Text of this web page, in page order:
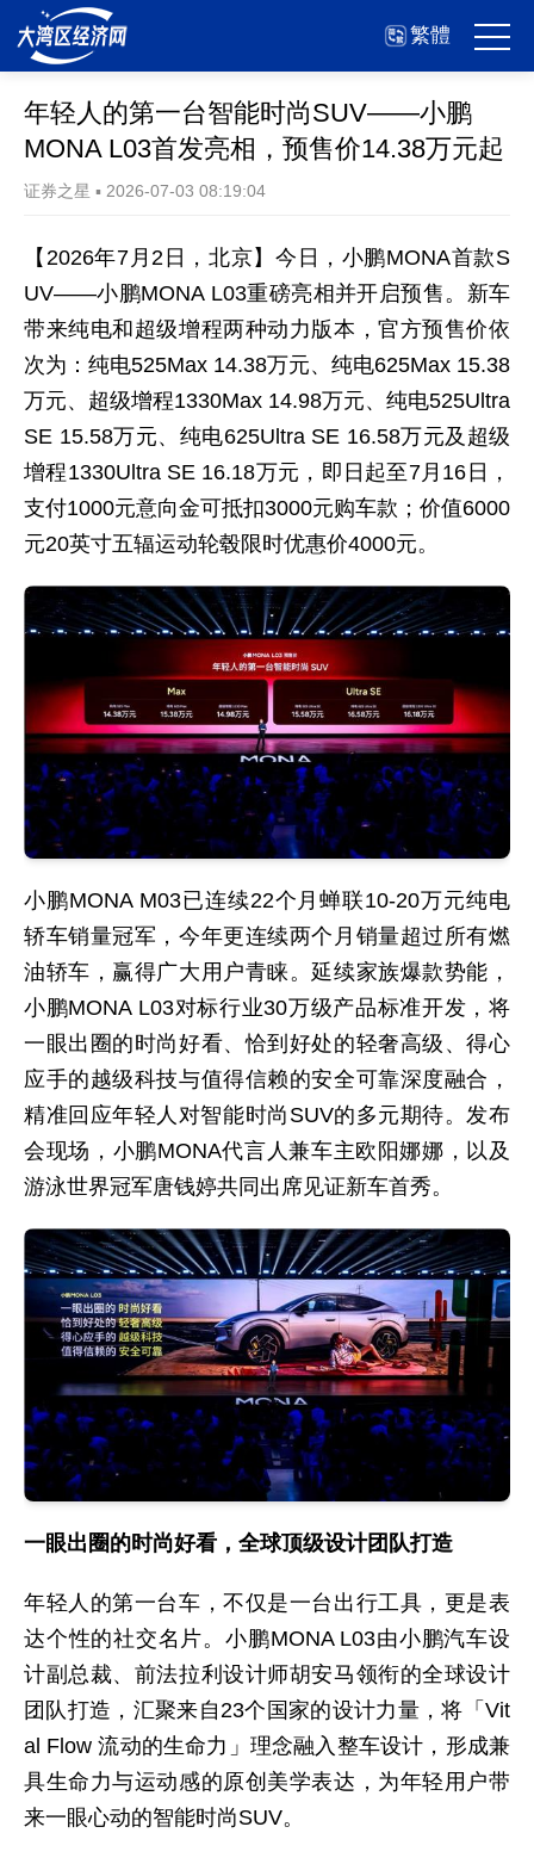
繁體
年轻人的第一台智能时尚SUV——小鹏
MONA L03首发亮相，预售价14.38万元起
证券之星 ▪ 2026-07-03 08:19:04
【2026年7月2日，北京】今日，小鹏MONA首款S
UV——小鹏MONA L03重磅亮相并开启预售。新车
带来纯电和超级增程两种动力版本，官方预售价依
次为：纯电525Max 14.38万元、纯电625Max 15.38
万元、超级增程1330Max 14.98万元、纯电525Ultra
SE 15.58万元、纯电625Ultra SE 16.58万元及超级
增程1330Ultra SE 16.18万元，即日起至7月16日，
支付1000元意向金可抵扣3000元购车款；价值6000
元20英寸五辐运动轮毂限时优惠价4000元。
小鹏MONA M03已连续22个月蝉联10-20万元纯电
轿车销量冠军，今年更连续两个月销量超过所有燃
油轿车，赢得广大用户青睐。延续家族爆款势能，
小鹏MONA L03对标行业30万级产品标准开发，将
一眼出圈的时尚好看、恰到好处的轻奢高级、得心
应手的越级科技与值得信赖的安全可靠深度融合，
精准回应年轻人对智能时尚SUV的多元期待。发布
会现场，小鹏MONA代言人兼车主欧阳娜娜，以及
游泳世界冠军唐钱婷共同出席见证新车首秀。
一眼出圈的时尚好看，全球顶级设计团队打造
年轻人的第一台车，不仅是一台出行工具，更是表
达个性的社交名片。小鹏MONA L03由小鹏汽车设
计副总裁、前法拉利设计师胡安马领衔的全球设计
团队打造，汇聚来自23个国家的设计力量，将「Vit
al Flow 流动的生命力」理念融入整车设计，形成兼
具生命力与运动感的原创美学表达，为年轻用户带
来一眼心动的智能时尚SUV。